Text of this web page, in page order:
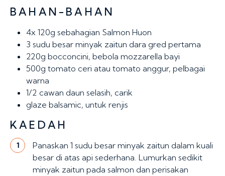
BAHAN-BAHAN
4x 120g sebahagian Salmon Huon
3 sudu besar minyak zaitun dara gred pertama
220g bocconcini, bebola mozzarella bayi
500g tomato ceri atau tomato anggur, pelbagai
warna
1/2 cawan daun selasih, carik
glaze balsamic, untuk renjis
KAEDAH
1
Panaskan 1 sudu besar minyak zaitun dalam kuali
besar di atas api sederhana. Lumurkan sedikit
minyak zaitun pada salmon dan perisakan